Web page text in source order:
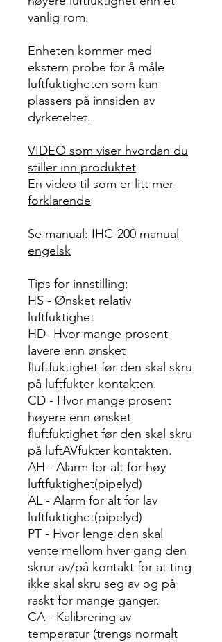
vanlig rom.
Enheten kommer med
ekstern probe for å måle
luftfuktigheten som kan
plassers på innsiden av
dyrketeltet.
VIDEO som viser hvordan du
stiller inn produktet
En video til som er litt mer
forklarende
Se manual: IHC-200 manual
engelsk
Tips for innstilling:
HS - Ønsket relativ
luftfuktighet
HD- Hvor mange prosent
lavere enn ønsket
fluftfuktighet før den skal skru
på luftfukter kontakten.
CD - Hvor mange prosent
høyere enn ønsket
fluftfuktighet før den skal skru
på luftAVfukter kontakten.
AH - Alarm for alt for høy
luftfuktighet(pipelyd)
AL - Alarm for alt for lav
luftfuktighet(pipelyd)
PT - Hvor lenge den skal
vente mellom hver gang den
skrur av/på kontakt for at ting
ikke skal skru seg av og på
raskt for mange ganger.
CA - Kalibrering av
temperatur (trengs normalt